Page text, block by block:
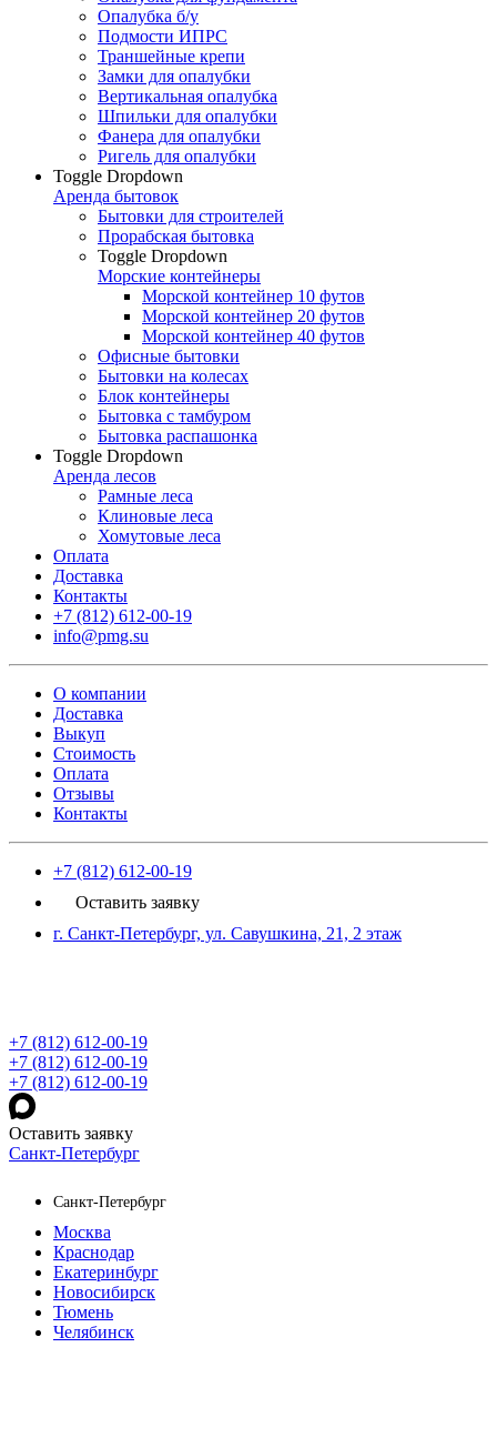
Опалубка б/у
Подмости ИПРС
Траншейные крепи
Замки для опалубки
Вертикальная опалубка
Шпильки для опалубки
Фанера для опалубки
Ригель для опалубки
Toggle Dropdown
Аренда бытовок
Бытовки для строителей
Прорабская бытовка
Toggle Dropdown
Морские контейнеры
Морской контейнер 10 футов
Морской контейнер 20 футов
Морской контейнер 40 футов
Офисные бытовки
Бытовки на колесах
Блок контейнеры
Бытовка с тамбуром
Бытовка распашонка
Toggle Dropdown
Аренда лесов
Рамные леса
Клиновые леса
Хомутовые леса
Оплата
Доставка
Контакты
+7 (812) 612-00-19
info@pmg.su
О компании
Доставка
Выкуп
Стоимость
Оплата
Отзывы
Контакты
+7 (812) 612-00-19
Оставить заявку
г. Санкт-Петербург, ул. Савушкина, 21, 2 этаж
+7 (812) 612-00-19
+7 (812) 612-00-19
+7 (812) 612-00-19
Оставить заявку
Санкт-Петербург
Санкт-Петербург
Москва
Краснодар
Екатеринбург
Новосибирск
Тюмень
Челябинск